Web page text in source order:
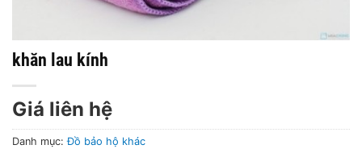
khăn lau kính
Giá liên hệ
Danh mục:Đồ bảo hộ khác